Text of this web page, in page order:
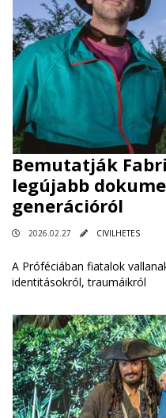
Bemutatják
legújabb
generációról
2026.02.27 CIVILHETES
A Próféciában fiatalok
identitásokról, traumáikról